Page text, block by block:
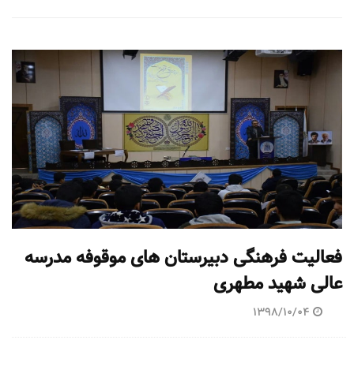
فعالیت فرهنگی دبیرستان های موقوفه مدرسه
عالی شهید مطهری
1398/10/04